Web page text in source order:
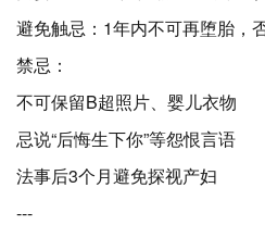
避免触忌：1年内不可再堕胎，
禁忌：
不可保留B超照片、婴儿衣物
忌说“后悔生下你”等怨恨言语
法事后3个月避免探视产妇
---